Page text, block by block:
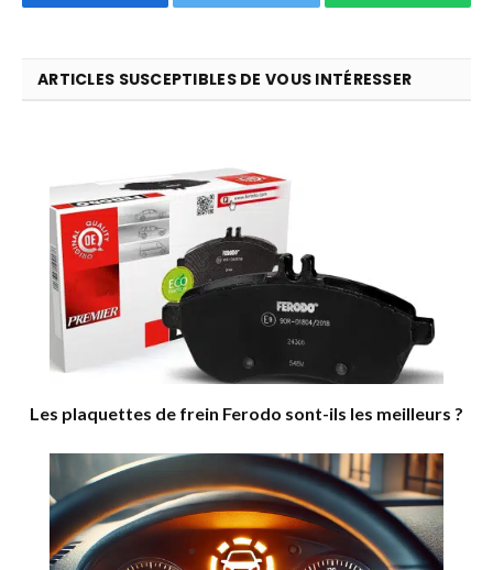
ARTICLES SUSCEPTIBLES DE VOUS INTÉRESSER
Les plaquettes de frein Ferodo sont-ils les meilleurs ?